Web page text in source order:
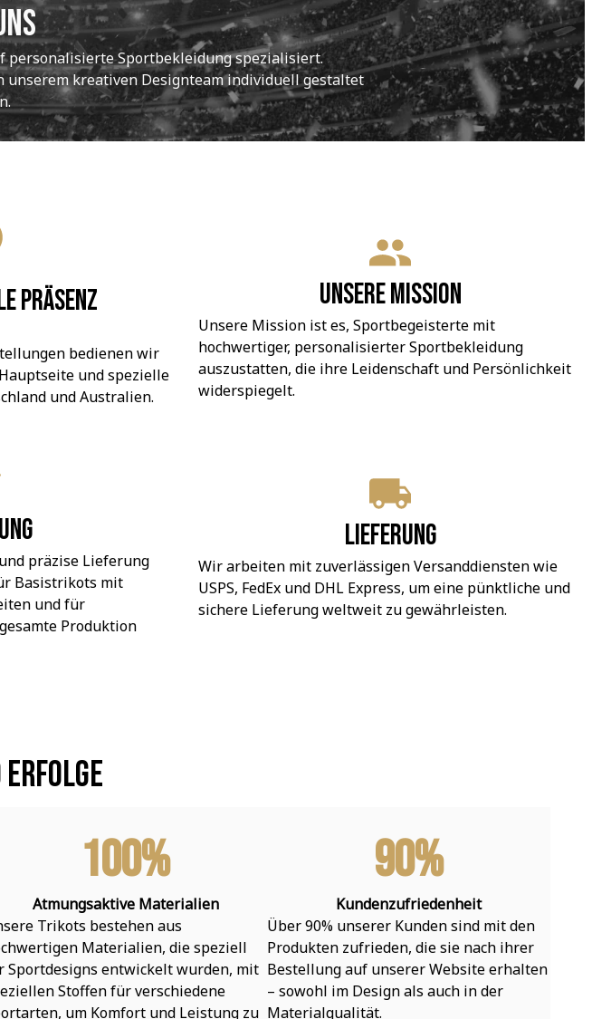
personalisierte Sportbekleidung spezialisiert.
kreativen Designteam individuell gestaltet
Präsenz
bedienen wir
und spezielle
und Australien.
präzise Lieferung
Basistrikots mit
und für
Produktion
Unsere Mission
Unsere Mission ist es, Sportbegeisterte mit
hochwertiger, personalisierter Sportbekleidung
auszustatten, die ihre Leidenschaft und Persönlichkeit
widerspiegelt.
Lieferung
Wir arbeiten mit zuverlässigen Versanddiensten wie
USPS, FedEx und DHL Express, um eine pünktliche und
sichere Lieferung weltweit zu gewährleisten.
Erfolge
100%
Atmungsaktive Materialien
Trikots bestehen aus
Materialien, die speziell
Sportdesigns entwickelt wurden, mit
Stoffen für verschiedene
um Komfort und Leistung zu
90%
Kundenzufriedenheit
Über 90% unserer Kunden sind mit den
Produkten zufrieden, die sie nach ihrer
Bestellung auf unserer Website erhalten
– sowohl im Design als auch in der
Materialqualität.